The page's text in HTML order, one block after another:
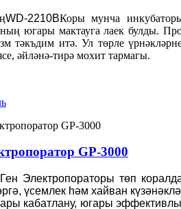
WD-2210BКоры мунча
югары мактауга лаек булды.
тәкъдим итә. Ул төрле
әйләнә-тирә мохит тармагы.
GP-3000
Электропораторы төп
үсемлек һәм хайван
кабатлану, югары